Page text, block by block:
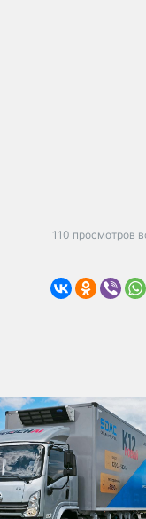
110 просмотров